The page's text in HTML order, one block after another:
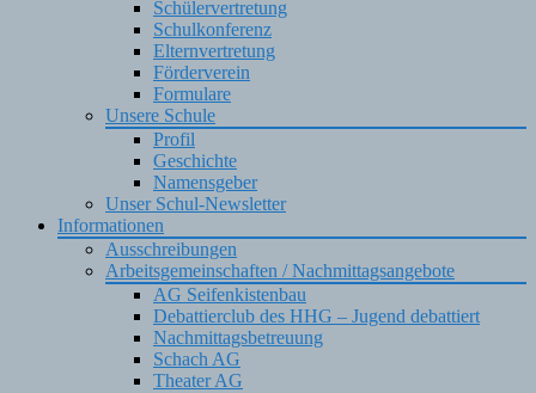
Schülervertretung
Schulkonferenz
Elternvertretung
Förderverein
Formulare
Unsere Schule
Profil
Geschichte
Namensgeber
Unser Schul-Newsletter
Informationen
Ausschreibungen
Arbeitsgemeinschaften / Nachmittagsangebote
AG Seifenkistenbau
Debattierclub des HHG – Jugend debattiert
Nachmittagsbetreuung
Schach AG
Theater AG